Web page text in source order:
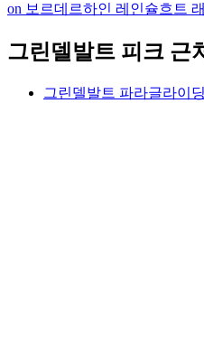
on 보르데르하인 레인슐흐트
그린델발트 피크 근
그린델발트 파라글라이